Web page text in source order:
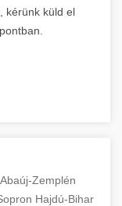
kérünk küld el
Zemplén
Hajdú-Bihar